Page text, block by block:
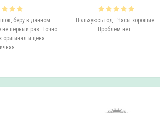
беру в данном
не первый раз. Точно
оригинал и цена
Пользуюсь год . Часы хорошие .
Проблем нет...